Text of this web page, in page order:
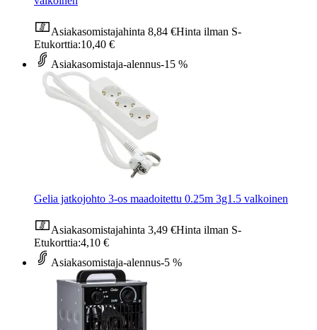
Asiakasomistajahinta 8,84 €Hinta ilman S-
Etukorttia:10,40 €
Asiakasomistaja-alennus-15 %
Gelia jatkojohto 3-os maadoitettu 0.25m 3g1.5 valkoinen
Asiakasomistajahinta 3,49 €Hinta ilman S-
Etukorttia:4,10 €
Asiakasomistaja-alennus-5 %